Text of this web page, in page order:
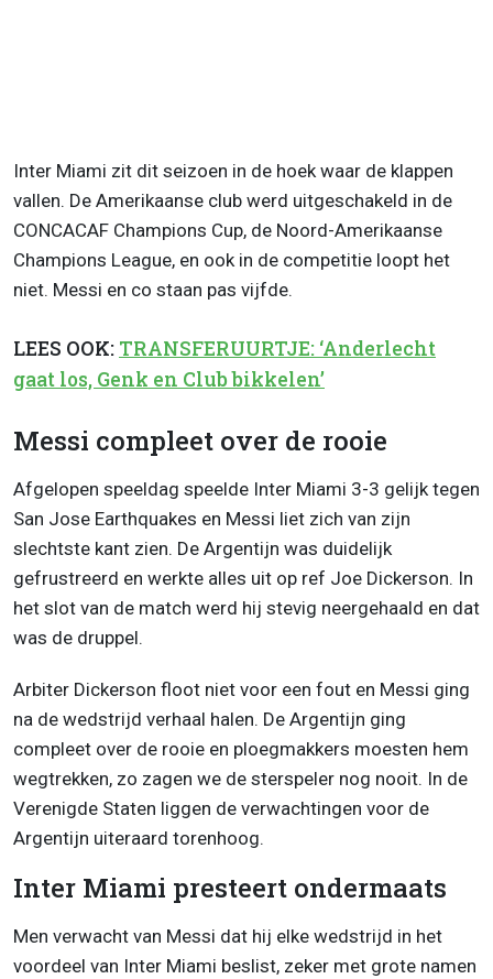
Inter Miami zit dit seizoen in de hoek waar de klappen
vallen. De Amerikaanse club werd uitgeschakeld in de
CONCACAF Champions Cup, de Noord-Amerikaanse
Champions League, en ook in de competitie loopt het
niet. Messi en co staan pas vijfde.
LEES OOK: TRANSFERUURTJE: ‘Anderlecht
gaat los, Genk en Club bikkelen’
Messi compleet over de rooie
Afgelopen speeldag speelde Inter Miami 3-3 gelijk tegen
San Jose Earthquakes en Messi liet zich van zijn
slechtste kant zien. De Argentijn was duidelijk
gefrustreerd en werkte alles uit op ref Joe Dickerson. In
het slot van de match werd hij stevig neergehaald en dat
was de druppel.
Arbiter Dickerson floot niet voor een fout en Messi ging
na de wedstrijd verhaal halen. De Argentijn ging
compleet over de rooie en ploegmakkers moesten hem
wegtrekken, zo zagen we de sterspeler nog nooit. In de
Verenigde Staten liggen de verwachtingen voor de
Argentijn uiteraard torenhoog.
Inter Miami presteert ondermaats
Men verwacht van Messi dat hij elke wedstrijd in het
voordeel van Inter Miami beslist, zeker met grote namen